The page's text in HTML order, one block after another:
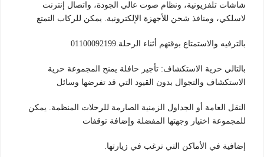
شاشات تلفزيونية، ونظام صوت عالي الجودة، واتصال إنترنت
لاسلكي، ومنافذ شحن للأجهزة الإلكترونية. يمكن للركاب التمتع
بالترفيه والاستمتاع بوقتهم أثناء الرحلة.01100092199
بالتالي حرية الاستكشاف: تأجير حافلة يمنح المجموعة حرية
الاستكشاف والتجوال بدون القيود التي قد تفرضها وسائل
النقل العامة أو الجداول الزمنية الصارمة للرحلات المنظمة. يمكن
للمجموعة اختيار وجهتها المفضلة وإضافة توقفات
إضافية في الأماكن التي ترغب في زيارتها.